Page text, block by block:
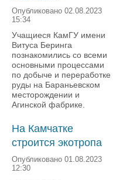
Опубликовано 02.08.2023
15:34
Учащиеся КамГУ имени
Витуса Беринга
познакомились со всеми
основными процессами
по добыче и переработке
руды на Бараньевском
месторождении и
Агинской фабрике.
На Камчатке
строится экотропа
Опубликовано 01.08.2023
12:30